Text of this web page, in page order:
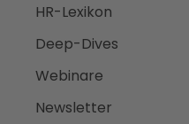
HR-Lexikon
Deep-Dives
Webinare
Newsletter